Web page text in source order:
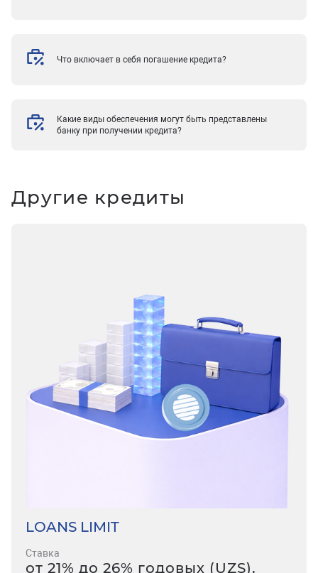
Что включает в себя погашение кредита?
Какие виды обеспечения могут быть представлены
банку при получении кредита?
Другие кредиты
LOANS LIMIT
Ставка
от 21% до 26% годовых (UZS),